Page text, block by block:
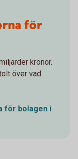
för
kronor.
över vad
för bolagen i